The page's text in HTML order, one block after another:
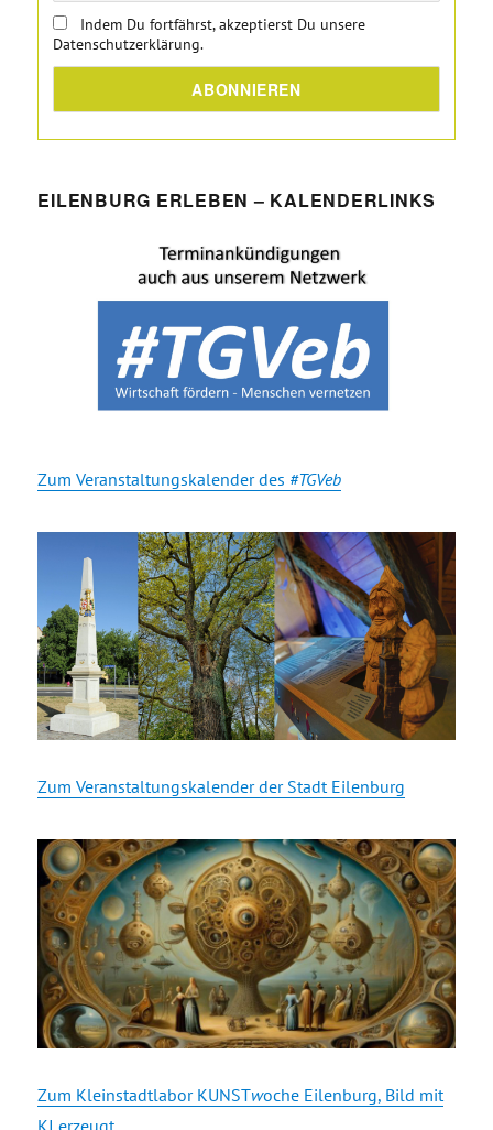
Indem Du fortfährst, akzeptierst Du unsere
Datenschutzerklärung.
EILENBURG ERLEBEN – KALENDERLINKS
Zum Veranstaltungskalender des #TGVeb
Zum Veranstaltungskalender der Stadt Eilenburg
Zum Kleinstadtlabor KUNSTwoche Eilenburg, Bild mit
KI erzeugt